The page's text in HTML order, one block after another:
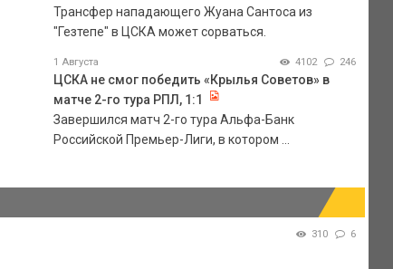
Трансфер нападающего Жуана Сантоса из
"Гезтепе" в ЦСКА может сорваться.
1 Августа 4102 246
ЦСКА не смог победить «Крылья Советов» в
матче 2-го тура РПЛ, 1:1
Завершился матч 2-го тура Альфа-Банк
Российской Премьер-Лиги, в котором ...
310 6